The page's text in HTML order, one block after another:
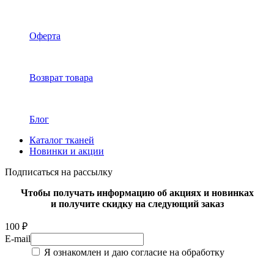
Оферта
Возврат товара
Блог
Каталог тканей
Новинки и акции
Подписаться на рассылку
Чтобы получать информацию об акциях и новинках
и получите скидку на следующий заказ
100 ₽
E-mail
Я ознакомлен и даю согласие на обработку